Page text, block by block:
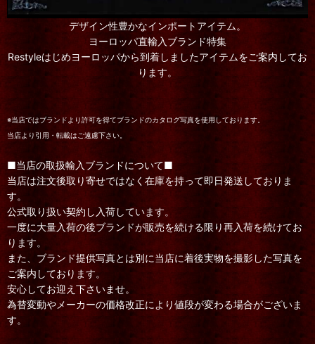
デザイン性豊かなインポートアイテム。
ヨーロッパ直輸入ブランド特集
Restyleはじめヨーロッパから到着しましたアイテムをご案内してお
ります。
※当店ではブランドより許可を得てブランドのカタログ写真を使用しております。
当店より引用・転載はご遠慮下さい。
■当店の取扱輸入ブランドについて■
当店は注文後取り寄せではなく在庫を持って即日発送しておりま
す。
公式取り扱い契約し入荷しています。
一度に大量入荷の後ブランドが販売を続ける限り再入荷を続けてお
ります。
また、ブランド提供写真とは別に当店に着後実物を撮影した写真を
ご案内しております。
安心してお迎え下さいませ。
為替変動やメーカーの価格改正により値段が変わる場合がございま
す。